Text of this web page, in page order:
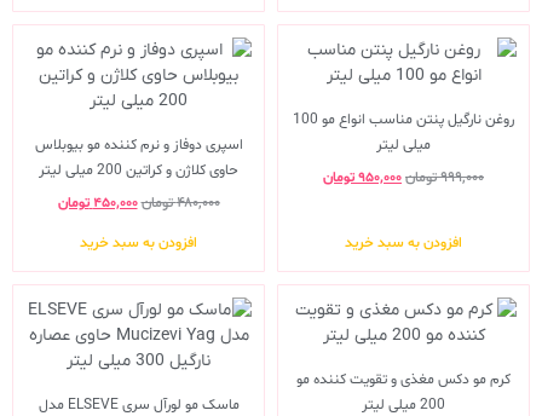
روغن نارگیل پنتن مناسب انواع مو 100
میلی لیتر
۹۹۹,۰۰۰تومان۹۵۰,۰۰۰تومان
افزودن به سبد خرید
اسپری دوفاز و نرم کننده مو بیوبلاس
حاوی کلاژن و کراتین 200 میلی لیتر
۴۸۰,۰۰۰تومان۴۵۰,۰۰۰ تومان
افزودن به سبد خرید
کرم مو دکس مغذی و تقویت کننده مو
200 میلی لیتر
ماسک مو لورآل سری ELSEVE مدل